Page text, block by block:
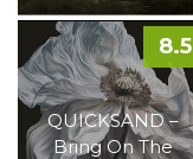
QUICKSAND –
Bring On The
8.5